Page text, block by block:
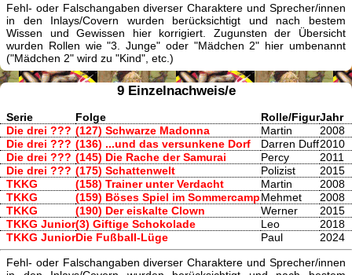
Fehl- oder Falschangaben diverser Charaktere und Sprecher/innen
in den Inlays/Covern wurden berücksichtigt und nach bestem
Wissen und Gewissen hier korrigiert. Zugunsten der Übersicht
wurden Rollen wie "3. Junge" oder "Mädchen 2" hier umbenannt
("Mädchen 2" wird zu "Kind", etc.)
9 Einzelnachweis/e
Serie Folge Rolle/FigurJahr
Die drei ??? (127) Schwarze Madonna Martin
2008
Die drei ??? (136) ...und das versunkene Dorf Darren Duff2010
Die drei ??? (145) Die Rache der Samurai Percy
2011
Die drei ??? (175) Schattenwelt Polizist
2015
TKKG
(158) Trainer unter Verdacht Martin
2008
TKKG
(159) Böses Spiel im SommercampMehmet
2008
TKKG
(190) Der eiskalte Clown Werner
2015
TKKG Junior(3) Giftige Schokolade Leo
2018
TKKG JuniorDie Fußball-Lüge Paul 2024
Fehl- oder Falschangaben diverser Charaktere und Sprecher/innen